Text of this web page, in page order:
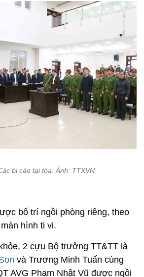
bị cáo tại tòa. Ảnh: TTXVN
bố trí ngồi phòng riêng, theo
hình ti vi.
2 cựu Bộ trưởng TT&TT là
và Trương Minh Tuấn cùng
AVG Phạm Nhật Vũ được ngồi